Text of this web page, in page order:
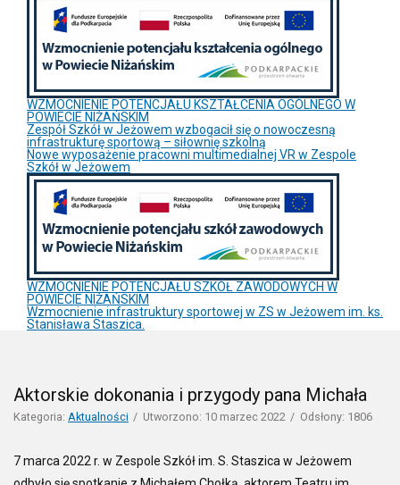
WZMOCNIENIE POTENCJAŁU KSZTAŁCENIA OGÓLNEGO W
POWIECIE NIŻAŃSKIM
Zespół Szkół w Jeżowem wzbogacił się o nowoczesną
infrastrukturę sportową – siłownię szkolną
Nowe wyposażenie pracowni multimedialnej VR w Zespole
Szkół w Jeżowem
WZMOCNIENIE POTENCJAŁU SZKÓŁ ZAWODOWYCH W
POWIECIE NIŻAŃSKIM
Wzmocnienie infrastruktury sportowej w ZS w Jeżowem im. ks.
Stanisława Staszica.
Aktorskie dokonania i przygody pana Michała
Kategoria: Aktualności Utworzono: 10 marzec 2022 Odsłony: 1806
7 marca 2022 r. w Zespole Szkół im. S. Staszica w Jeżowem